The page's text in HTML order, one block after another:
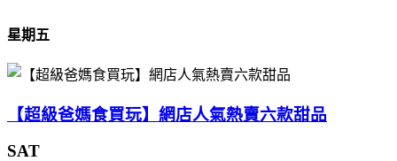
星期五
【超級爸媽食買玩】網店人氣熱賣六款甜品
SAT